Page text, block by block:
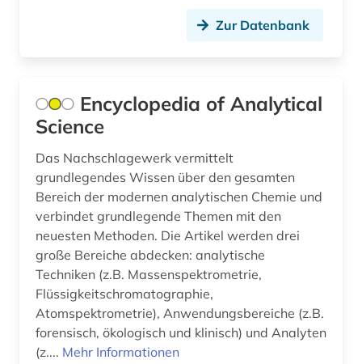
Zur Datenbank
Encyclopedia of Analytical
Science
Das Nachschlagewerk vermittelt
grundlegendes Wissen über den gesamten
Bereich der modernen analytischen Chemie und
verbindet grundlegende Themen mit den
neuesten Methoden. Die Artikel werden drei
große Bereiche abdecken: analytische
Techniken (z.B. Massenspektrometrie,
Flüssigkeitschromatographie,
Atomspektrometrie), Anwendungsbereiche (z.B.
forensisch, ökologisch und klinisch) und Analyten
(z.... Mehr Informationen